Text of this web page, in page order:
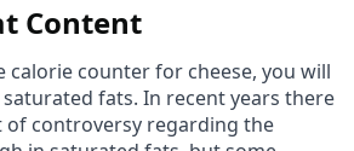
Content
calorie counter for cheese, you will
fats. In recent years there
of controversy regarding the